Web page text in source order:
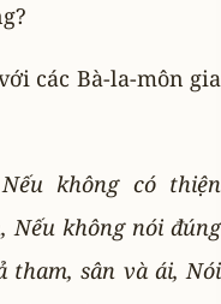
các Bà-la-môn gia
không có thiện
Nếu không nói đúng
tham, sân và ái, Nói